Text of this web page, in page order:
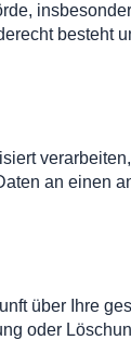
besteht
an einen
über Ihre
oder